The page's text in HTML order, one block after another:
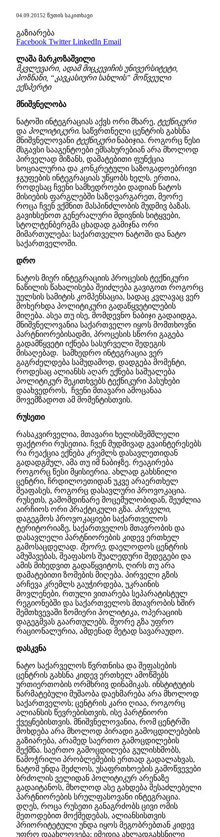
04.09.20152 ᲬᲣᲗᲘᲡ ᲡᲐᲙᲘᲗᲮᲐᲕᲘ
გაზიარება
Facebook Twitter LinkedIn Email
ლაშა მარკოზაშვილი
მკვლევარი, ადამ მიცკევიჩის უნივერსიტეტი,
პოზნანი, “კავკასიური სახლის” მოწვეული
ექსპერტი
მნიშვნელობა
ნატოში ინტეგრაციას აქვს ორი მხარე, ტექნიკური
და პოლიტიკური. საწვრთნელი ცენტრის გახსნა
მნიშვნელოვანი ტექნიკურინაბიჯია. როგორც წესი
მსგავსი სააგენტოები ემსახურებიან არა მხოლოდ
პირველად მიზანს, დამატებითი ფუნქცია
სოციალურია და კონკრეტული საზოგადოებრივი
ჯგუფების ინტეგრაციას უწყობს ხელს. ერთია,
როდესაც ჩვენი სამხედროები დადიან ნატოს
მისიების ფარგლებში საზღვარგარეთ, მეორე
როცა ჩვენ ვქმნით მასპინძლობის მუდმივ ბაზას.
გავიხსენოთ გენერალური მდივნის სიტყვები,
სტოლტენბერგმა ცხადად გამიჯნა ორი
მიმართულება: საქართველო ნატოში და ნატო
საქართველოში.
დრო
ნატოს მიერ ინტეგრაციის პროცესის ტექნიკური
ნაწილის წახალისება შეიძლება გავიგოთ როგორც
უელსის სამიტის კომპენსაცია, სადაც კვლავაც ვერ
მოხერხდა პოლიტიკური გადაწყვეტილების
მიღება. ასეა თუ ისე, მომდევნო ნაბიჯი გადაიდგა,
მნიშვნელოვანია საქართველო იყოს მომთხოვნი
პარტნიორებისადმი, პროცესის სწორი გაგება
გადამწყვეტი იქნება სასურველი შედეგის
მისაღებად. სამხედრო ინტეგრაცია ვერ
გაგრძელდება სამუდამოდ, დადგება მომენტი,
როდესაც ალიანსს აღარ ექნება საშუალება
პოლიტიკურ შეკითხვებს ტექნიკური პასუხები
დაახვედროს, ჩვენი მთავარი ამოცანაა
მოვემზადოთ ამ მომენტისთვის.
რუსეთი
რასაკვირველია, მთავარი ხელისშემშლელი
ფაქტორი რუსეთია. ჩვენ მუდმივად გვაინტერესებს
რა რეაქცია ექნება კრემლს დასავლეთიდან
გადადგმულ, ამა თუ იმ ნაბიჯზე. რეაგირება
როგორც წესი მყისიერია. ახლად გახსნილი
ცენტრი, ჩრდილოეთიდან უკვე არაერთხელ
შეაფასეს, როგორც დასავლური პროვოკაცია.
რუსეთს, გამომდინარე მოცემულობიდან, შეუძლია
აირჩიოს ორი პრაქტიკული გზა. პირველი,
დაგეგმოს პროვოკაციები საქართველოს
ტერიტორიაზე, საქართველოს მთავრობის და
დასავლელი პარტნიორების კიდევ ერთხელ
გამოსაცდელად. მეორე, დაელოდოს ცენტრის
ამუშავებას, შეაფასოს შუალედური შედეგები და
ამის მიხედვით გადაწყვიტოს, ღირს თუ არა
დამატებითი ზომების მიღება. პირველი გზის
არჩევა კრემლს გაუჭირდება, უკრაინის
მოვლენები, რთული ვითარება სეპარატისტულ
რეგიონებში და საქართველოს მთავრობის ხშირ
შემთხვევაში ზომიერი პოლიტიკა, ოპერაციის
დაგეგმვას გაართულებს. მეორე გზა უფრო
რაციონალურია, ამდენად მეტად სავარაუდო.
დასკვნა
ნატო საქარველოს წვრთნისა და შეფასების
ცენტრის გახსნა კიდევ ერთხელ ამოწმებს
ურთიერთობის ორმხრივ დინამიკას. ინსტიტუტის
წარმატებული მუშაობა დაეხმარება არა მხოლოდ
საქართველოს; ცენტრის კარი ღიაა, როგორც
ალიანსის წევრებისთვის, ისე პარტნიორი
ქვეყნებისთვის. მნიშვნელოვანია, რომ ცენტრში
მოხდება არა მხოლოდ პირადი გამოცდილებების
გაზიარება, არამედ საერთო გამოცდილების
შექმნა. საერთო გამოცდილება გულისხმობს,
წამოჭრილი პრობლემების ერთად გადალახვას,
ნატომ უნდა შეძლოს, უსაფრთხოების გამოწვევები
ბრძოლის ველიდან პოლიტიკურ არენაზე
გადაიტანოს, მხოლოდ ასე გახდება შესაძლებელი
პარტნიორების სრულფასოვანი ინტეგრაცია.
დღეს, როცა რუსეთი განაგრძობს ცივი ომის
მეთოდებით მოქმედებას, ალიანსისთვის
პრიორიტეტული უნდა იყოს მეგობრებთან კიდევ
უფრო დაახლოვება; იმედია ახლადგახსნილი